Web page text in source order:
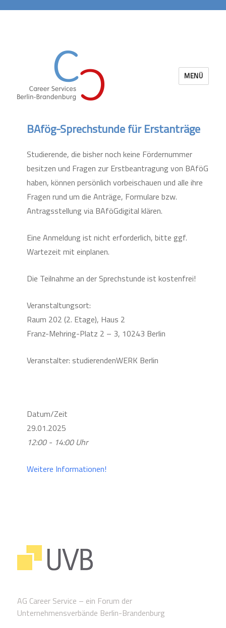
MENÜ
BAfög-Sprechstunde für Erstanträge
Studierende, die bisher noch keine Fördernummer
besitzen und Fragen zur Erstbeantragung von BAföG
haben, können persönlich vorbeischauen und alle ihre
Fragen rund um die Anträge, Formulare bzw.
Antragsstellung via BAföGdigital klären.
Eine Anmeldung ist nicht erforderlich, bitte ggf.
Wartezeit mit einplanen.
Die Teilnahme an der Sprechstunde ist kostenfrei!
Veranstaltungsort:
Raum 202 (2. Etage), Haus 2
Franz-Mehring-Platz 2 – 3, 10243 Berlin
Veranstalter: studierendenWERK Berlin
Datum/Zeit
29.01.2025
12:00 - 14:00 Uhr
Weitere Informationen!
AG Career Service – ein Forum der
Unternehmensverbände Berlin-Brandenburg